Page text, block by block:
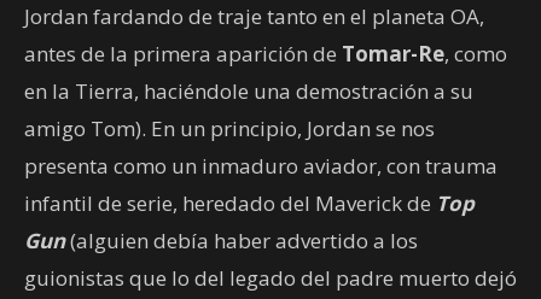
Jordan fardando de traje tanto en el planeta OA,
antes de la primera aparición de Tomar-Re, como
en la Tierra, haciéndole una demostración a su
amigo Tom). En un principio, Jordan se nos
presenta como un inmaduro aviador, con trauma
infantil de serie, heredado del Maverick de Top
Gun(alguien debía haber advertido a los
guionistas que lo del legado del padre muerto dejó